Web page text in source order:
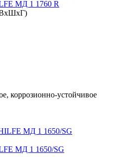
МД 1 1760 R
коррозионно-устойчивое
МД 1 1650/SG